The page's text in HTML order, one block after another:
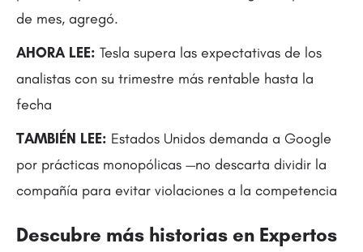
de mes, agregó.
AHORA LEE: Tesla supera las expectativas de los
analistas con su trimestre más rentable hasta la
fecha
TAMBIÉN LEE: Estados Unidos demanda a Google
por prácticas monopólicas —no descarta dividir la
compañía para evitar violaciones a la competencia
Descubre más historias en Expertos